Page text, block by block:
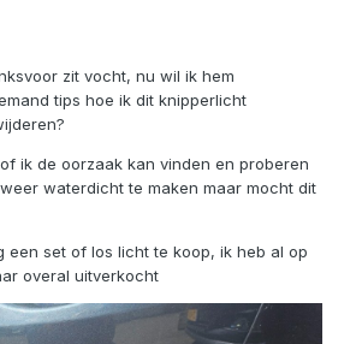
zit vocht, nu wil ik hem
tips hoe ik dit knipperlicht
ik de oorzaak kan vinden en proberen
waterdicht te maken maar mocht dit
een set of los licht te koop, ik heb al op
overal uitverkocht